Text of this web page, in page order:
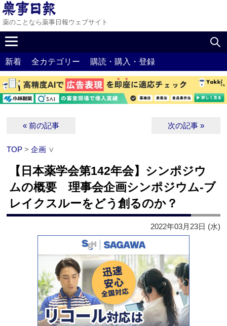
薬のことなら薬事日報ウェブサイト
新着 全カテゴリー 購読・購入・登録
« 前の記事 次の記事 »
TOP >企画 ∨
【日本薬学会第142年会】シンポジウ
ムの概要 理事会企画シンポジウム‐ブ
レイクスルーをどう創るのか？
2022年03月23日 (水)